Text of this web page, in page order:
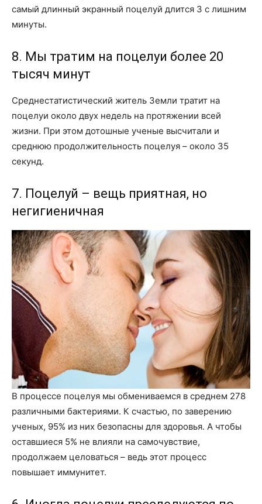
самый длинный экранный поцелуй длится 3 с лишним
минуты.
8. Мы тратим на поцелуи более 20
тысяч минут
Среднестатистический житель Земли тратит на
поцелуи около двух недель на протяжении всей
жизни. При этом дотошные ученые высчитали и
среднюю продолжительность поцелуя – около 35
секунд.
7. Поцелуй – вещь приятная, но
негигиеничная
В процессе поцелуя мы обмениваемся в среднем 278
различными бактериями. К счастью, по заверению
ученых, 95% из них безопасны для здоровья. А чтобы
оставшиеся 5% не влияли на самочувствие,
продолжаем целоваться – ведь этот процесс
повышает иммунитет.